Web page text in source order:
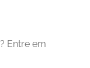
Entre em